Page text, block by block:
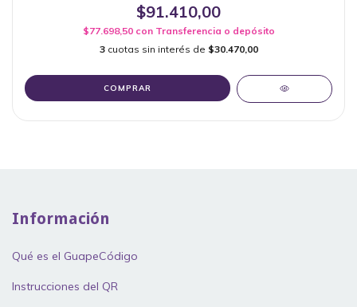
$91.410,00
$77.698,50 con Transferencia o depósito
3 cuotas sin interés de $30.470,00
COMPRAR
Información
Qué es el GuapeCódigo
Instrucciones del QR